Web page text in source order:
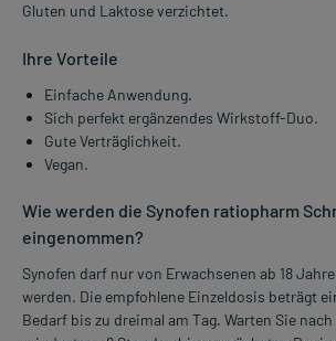
Gluten und Laktose verzichtet.
Ihre Vorteile
Einfache Anwendung.
Sich perfekt ergänzendes Wirkstoff-Duo.
Gute Verträglichkeit.
Vegan.
Wie werden die Synofen ratiopharm
eingenommen?
Synofen darf nur von Erwachsenen ab 18
werden. Die empfohlene Einzeldosis beträgt
Bedarf bis zu dreimal am Tag. Warten Sie